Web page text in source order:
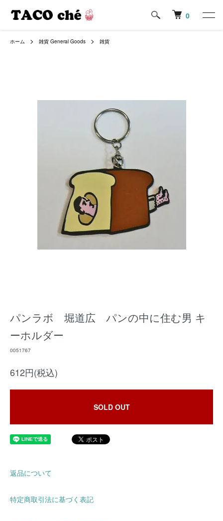
0
ホーム 雑貨 General Goods 雑貨
パンラボ 堀道広 パンの中に住む男 キ
ーホルダー
0051767
612円(税込)
SOLD OUT
返品について
特定商取引法に基づく表記